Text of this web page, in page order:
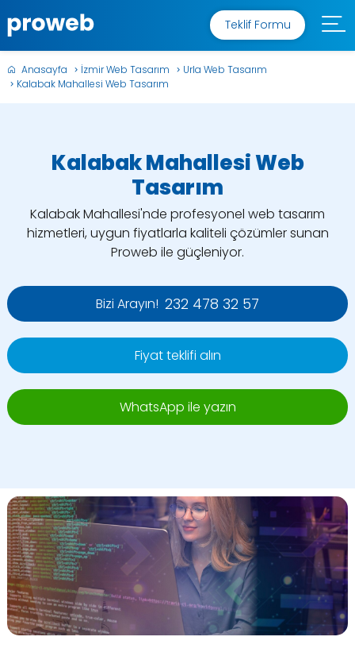
Teklif Formu
Anasayfa İzmir Web Tasarım
Urla Web Tasarım
Kalabak Mahallesi Web Tasarım
Kalabak Mahallesi Web
Tasarım
Kalabak Mahallesi'nde profesyonel web tasarım
hizmetleri, uygun fiyatlarla kaliteli çözümler sunan
Proweb ile güçleniyor.
Bizi Arayın! 232 478 32 57
Fiyat teklifi alın
WhatsApp ile yazın